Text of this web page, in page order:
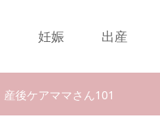
妊娠 出産
産後ケアママさん101